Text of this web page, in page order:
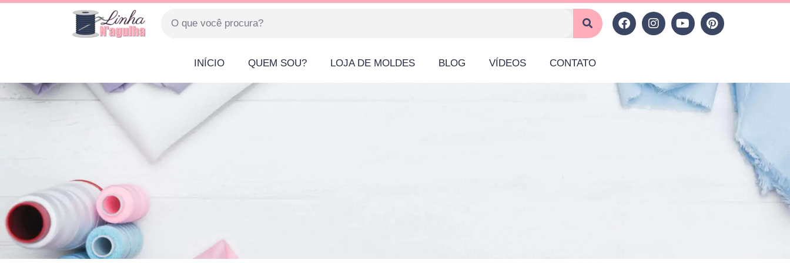
INÍCIO QUEM SOU? LOJA DE MOLDES BLOG VÍDEOS CONTATO